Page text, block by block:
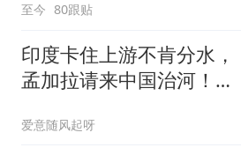
至今 80跟贴
印度卡住上游不肯分水，
孟加拉请来中国治河！一
爱意随风起呀